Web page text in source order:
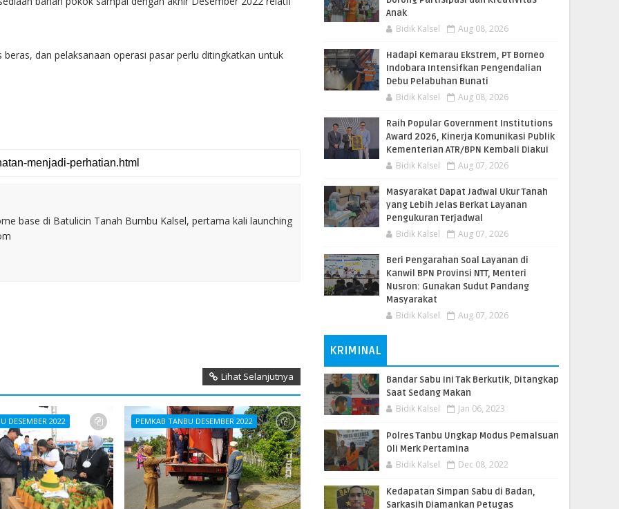
dan pelaksanaan operasi pasar perlu ditingkatkan untuk
base di Batulicin Tanah Bumbu Kalsel, pertama kali launching
Lihat Selanjutnya
DESEMBER 2022 PEMKAB TANBU DESEMBER 2022
Anak
Bidik Kalsel Aug 08, 2026
​Hadapi Kemarau Ekstrem, PT Borneo
Indobara Intensifkan Pengendalian
Debu Pelabuhan Bunati
Bidik Kalsel Aug 08, 2026
Raih Popular Government Institutions
Award 2026, Kinerja Komunikasi Publik
Kementerian ATR/BPN Kembali Diakui
Bidik Kalsel Aug 07, 2026
Masyarakat Dapat Jadwal Ukur Tanah
yang Lebih Jelas Berkat Layanan
Pengukuran Terjadwal
Bidik Kalsel Aug 07, 2026
Beri Pengarahan Soal Layanan di
Kanwil BPN Provinsi NTT, Menteri
Nusron: Gunakan Sudut Pandang
Masyarakat
Bidik Kalsel Aug 07, 2026
KRIMINAL
Bandar Sabu Ini Tak Berkutik, Ditangkap
Saat Sedang Makan
Bidik Kalsel Jan 06, 2023
Polres Tanbu Ungkap Modus Pemalsuan
Oli Merk Pertamina
Bidik Kalsel Dec 08, 2022
Kedapatan Simpan Sabu di Badan,
Sarkasih Diamankan Petugas